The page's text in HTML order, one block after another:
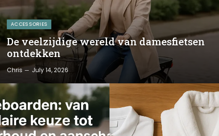
ACCESSORIES
De veelzijdige wereld van damesfietsen
ontdekken
Chris July 14, 2026